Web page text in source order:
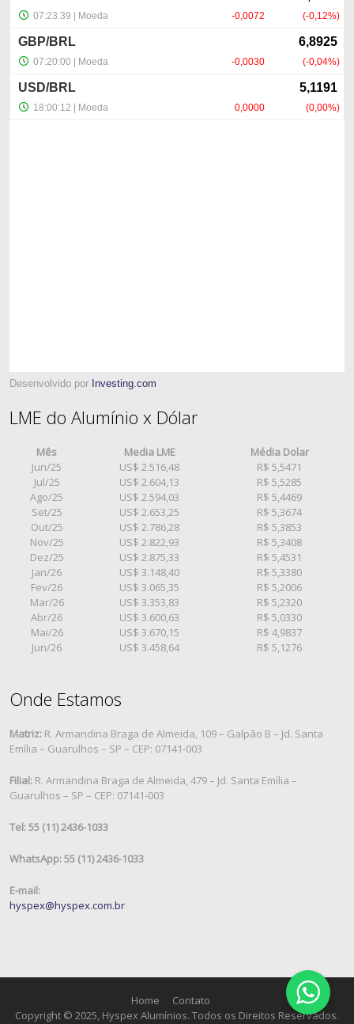
Desenvolvido por Investing.com
LME do Alumínio x Dólar
Mês Media LME
Média Dolar
Jun/25
US$ 2.516,48
R$ 5,5471
Jul/25
US$ 2.604,13
R$ 5,5285
Ago/25
US$ 2.594,03
R$ 5,4469
Set/25
US$ 2.653,25
R$ 5,3674
Out/25
US$ 2.786,28
R$ 5,3853
Nov/25
US$ 2.822,93
R$ 5,3408
Dez/25
US$ 2.875,33
R$ 5,4531
Jan/26
US$ 3.148,40
R$ 5,3380
Fev/26
US$ 3.065,35
R$ 5,2006
Mar/26
US$ 3.353,83
R$ 5,2320
Abr/26
US$ 3.600,63
R$ 5,0330
Mai/26
US$ 3.670,15
R$ 4,9837
Jun/26
US$ 3.458,64 R$ 5,1276
Onde Estamos
Matriz: R. Armandina Braga de Almeida, 109 – Galpão B – Jd. Santa
Emília – Guarulhos – SP – CEP: 07141-003
Filial: R. Armandina Braga de Almeida, 479 – Jd. Santa Emília –
Guarulhos – SP – CEP: 07141-003
Tel: 55 (11) 2436-1033
WhatsApp: 55 (11) 2436-1033
E-mail:
hyspex@hyspex.com.br
Home
Contato
Copyright © 2025, Hyspex Alumínios. Todos os Direitos Reservados.